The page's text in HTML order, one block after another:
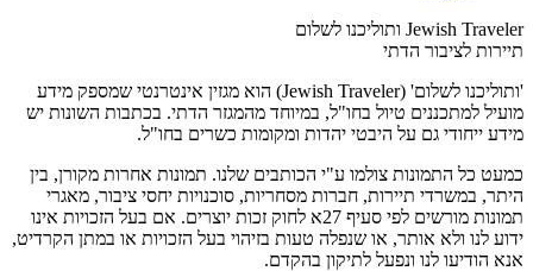
Jewish Traveler ותוליכנו לשלום
תיירות לציבור הדתי
'ותוליכנו לשלום' (Jewish Traveler) הוא מגזין אינטרנטי שמספק מידע
מועיל למתכננים טיול בחו"ל, במיוחד מהמגזר הדתי. בכתבות השונות יש
מידע ייחודי גם על היבטי יהדות ומקומות כשרים בחו"ל.
כמעט כל התמונות צולמו ע"י הכותבים שלנו. תמונות אחרות מקורן, בין
היתר, במשרדי תיירות, חברות מסחריות, סוכנויות יחסי ציבור, מאגרי
תמונות מורשים לפי סעיף 27א לחוק זכות יוצרים. אם בעל הזכויות אינו
ידוע לנו ולא אותר, או שנפלה טעות בזיהוי בעל הזכויות או במתן הקרדיט,
אנא הודיעו לנו ונפעל לתיקון בהקדם.